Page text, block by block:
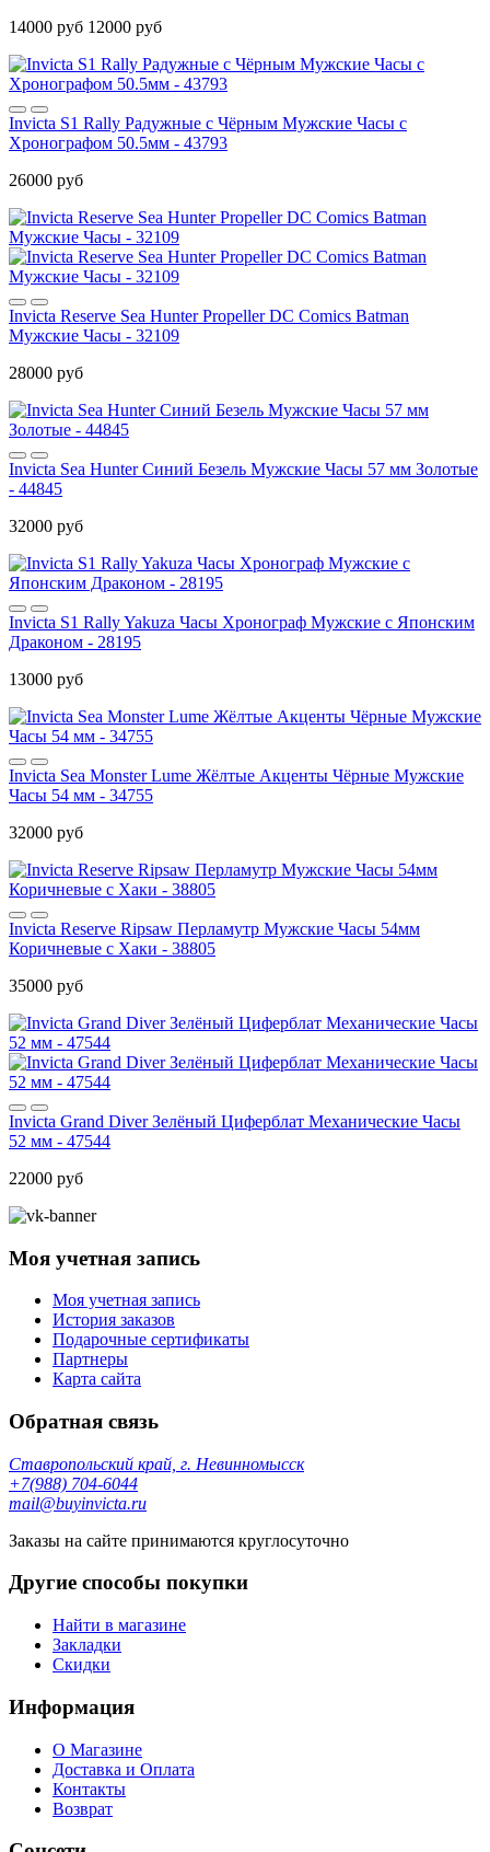
14000 руб 12000 руб
Invicta S1 Rally Радужные с Чёрным Мужские Часы с
Хронографом 50.5мм - 43793
26000 руб
Invicta Reserve Sea Hunter Propeller DC Comics Batman
Мужские Часы - 32109
28000 руб
Invicta Sea Hunter Синий Безель Мужские Часы 57 мм Золотые
- 44845
32000 руб
Invicta S1 Rally Yakuza Часы Хронограф Мужские с Японским
Драконом - 28195
13000 руб
Invicta Sea Monster Lume Жёлтые Акценты Чёрные Мужские
Часы 54 мм - 34755
32000 руб
Invicta Reserve Ripsaw Перламутр Мужские Часы 54мм
Коричневые с Хаки - 38805
35000 руб
Invicta Grand Diver Зелёный Циферблат Механические Часы
52 мм - 47544
22000 руб
Моя учетная запись
Моя учетная запись
История заказов
Подарочные сертификаты
Партнеры
Карта сайта
Обратная связь
Ставропольский край, г. Невинномысск
+7(988) 704-6044
mail@buyinvicta.ru
Заказы на сайте принимаются круглосуточно
Другие способы покупки
Найти в магазине
Закладки
Скидки
Информация
О Магазине
Доставка и Оплата
Контакты
Возврат